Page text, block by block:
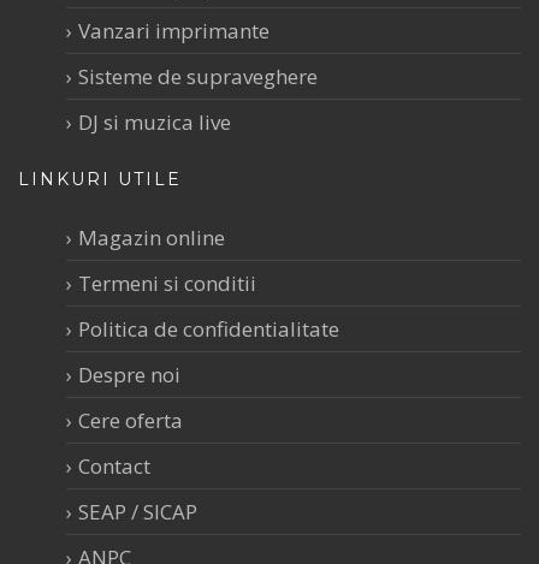
Vanzari imprimante
Sisteme de supraveghere
DJ si muzica live
LINKURI UTILE
Magazin online
Termeni si conditii
Politica de confidentialitate
Despre noi
Cere oferta
Contact
SEAP / SICAP
ANPC